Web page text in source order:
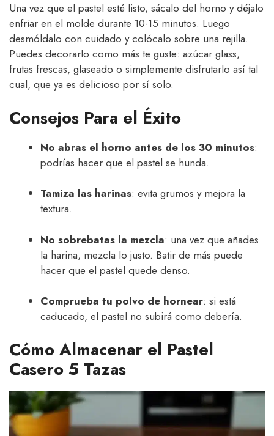
Una vez que el pastel esté listo, sácalo del horno y déjalo
enfriar en el molde durante 10-15 minutos. Luego
desmóldalo con cuidado y colócalo sobre una rejilla.
Puedes decorarlo como más te guste: azúcar glass,
frutas frescas, glaseado o simplemente disfrutarlo así tal
cual, que ya es delicioso por sí solo.
Consejos Para el Éxito
No abras el horno antes de los 30 minutos:
podrías hacer que el pastel se hunda.
Tamiza las harinas: evita grumos y mejora la
textura.
No sobrebatas la mezcla: una vez que añades
la harina, mezcla lo justo. Batir de más puede
hacer que el pastel quede denso.
Comprueba tu polvo de hornear: si está
caducado, el pastel no subirá como debería.
Cómo Almacenar el Pastel
Casero 5 Tazas